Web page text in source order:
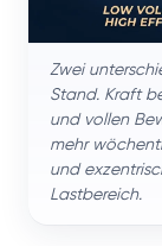
Zwei
Stand. Kraft
und vollen
mehr
und
Lastbereich.